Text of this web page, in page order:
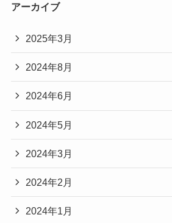
アーカイブ
2025年3月
2024年8月
2024年6月
2024年5月
2024年3月
2024年2月
2024年1月